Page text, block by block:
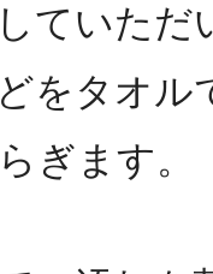
ていただ
をタオル
ぎます。